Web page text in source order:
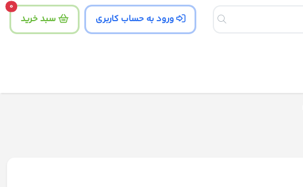
ورود به حساب کاربری سبد خرید
0